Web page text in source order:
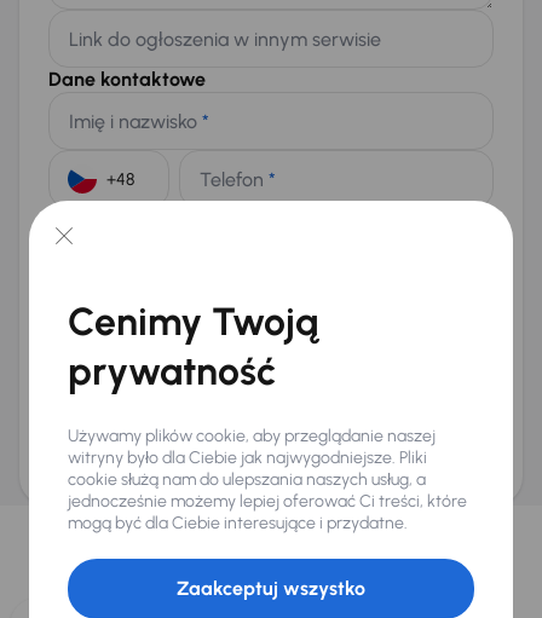
Link do ogłoszenia w innym serwisie
Dane kontaktowe
Imię i nazwisko *
Telefon *
E-mail
Na numer telefonu (opcjonalnie)
Wyślij zapytanie
ani zagwarantowaną dostępnością pojazdu. AURES Holdings a.s., z siedzibą
Dopraváků 874/15, Čimice, 184 00 Praga 8, będzie przechowywać i przetwarzać
Twoje dane osobowe zgodnie z zasadami ochrony i przetwarzaniadanych
osobowych
Wybraliśmy dla Ciebie
Wybieramy dla Ciebienajlepsze pojazdyz naszej oferty. Kupimy
dla Ciebiedo 400 pojazdówkażdego dnia.
Cenimy Twoją
prywatność
Używamy plików cookie, aby przeglądanie naszej
witryny było dla Ciebie jak najwygodniejsze. Pliki
cookie służą nam do ulepszania naszych usług, a
jednocześnie możemy lepiej oferować Ci treści, które
mogą być dla Ciebie interesujące i przydatne.
Zaakceptuj wszystko